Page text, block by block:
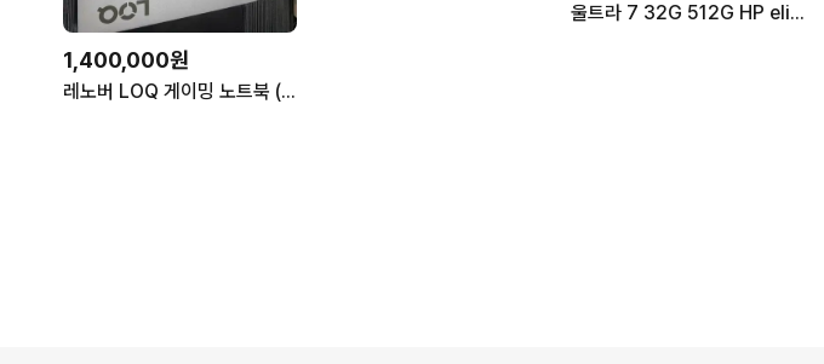
1,400,000원
레노버 LOQ 게이밍 노트북 (라이젠7 / RTX4050 / 32램)
울트라 7 32G 512G HP elitebook 840 G11 노트북